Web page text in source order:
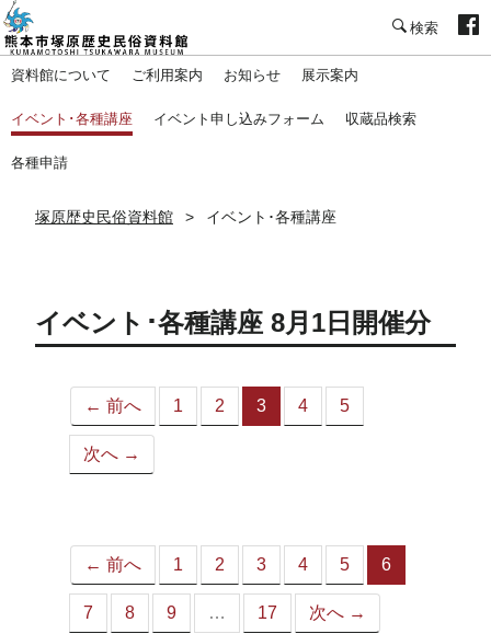
資料館について ご利用案内 お知らせ 展示案内
イベント･各種講座 イベント申し込みフォーム 収蔵品検索
各種申請
塚原歴史民俗資料館 イベント･各種講座
イベント･各種講座 8月1日開催分
← 前へ 1 2 3
（こ
4 5
次へ →
← 前へ 1 2 3 4 5 6
7 8 9 … 17 次へ →